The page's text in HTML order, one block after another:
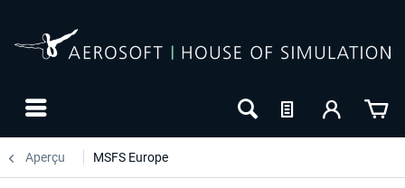
Aperçu MSFS Europe